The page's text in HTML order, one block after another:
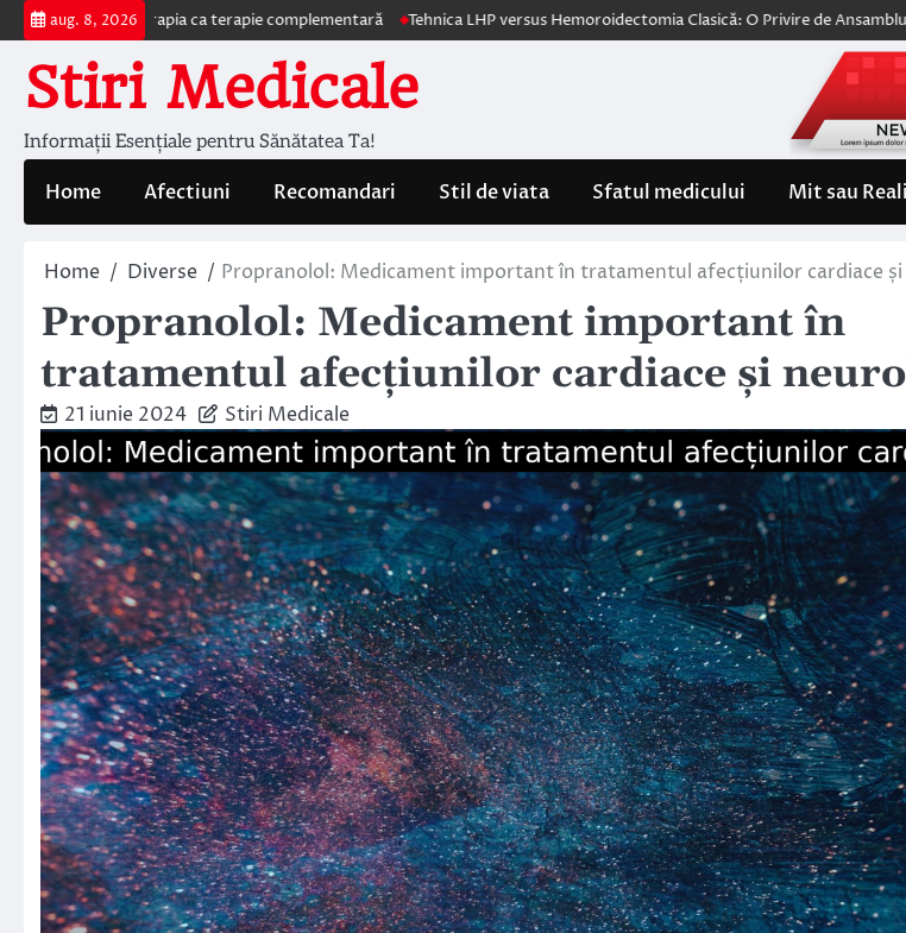
Skip
to
content
aug. 8, 2026ca terapie complementară Tehnica LHP versus Hemoroidectomia Clasică: O Privire de Ansamblu asupra
Stiri Medicale
Informații Esențiale pentru Sănătatea Ta!
Home Afectiuni Recomandari Stil de viata Sfatul medicului Mit sau
Home Diverse Propranolol: Medicament important în tratamentul afecțiunilor cardiace
Propranolol: Medicament important în
tratamentul afecțiunilor cardiace și
21 iunie 2024 Stiri Medicale